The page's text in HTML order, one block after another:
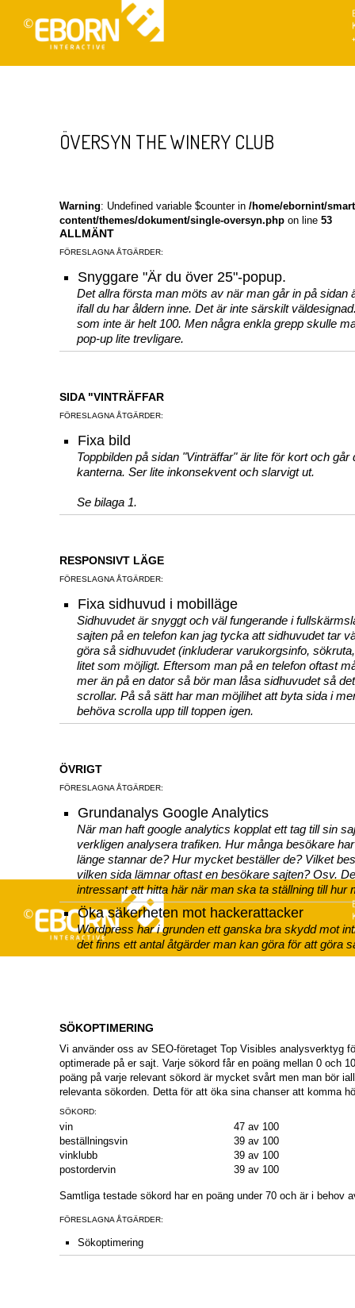
ÖVERSYN THE WINERY CLUB
Warning: Undefined variable $counter in /home/ebornint/
content/themes/dokument/single-oversyn.php on line 53
ALLMÄNT
FÖRESLAGNA ÅTGÄRDER:
Snyggare "Är du över 25"-popup.
Det allra första man möts av när man går in på sidan
ifall du har åldern inne. Det är inte särskilt
som inte är helt 100. Men några enkla grepp skulle
pop-up lite trevligare.
SIDA "VINTRÄFFAR
FÖRESLAGNA ÅTGÄRDER:
Fixa bild
Toppbilden på sidan "Vinträffar" är lite för kort och går
kanterna. Ser lite inkonsekvent och slarvigt ut.
Se bilaga 1.
RESPONSIVT LÄGE
FÖRESLAGNA ÅTGÄRDER:
Fixa sidhuvud i mobilläge
Sidhuvudet är snyggt och väl fungerande i
sajten på en telefon kan jag tycka att sidhuvudet tar
göra så sidhuvudet (inkluderar varukorgsinfo,
litet som möjligt. Eftersom man på en telefon oftast
mer än på en dator så bör man låsa sidhuvudet så
scrollar. På så sätt har man möjlihet att byta sida i
behöva scrolla upp till toppen igen.
ÖVRIGT
FÖRESLAGNA ÅTGÄRDER:
Grundanalys Google Analytics
När man haft google analytics kopplat ett tag till sin
verkligen analysera trafiken. Hur många besökare
länge stannar de? Hur mycket beställer de? Vilket
vilken sida lämnar oftast en besökare sajten? Osv.
intressant att hitta här när man ska ta ställning till hur
Öka säkerheten mot hackerattacker
Wordpress har i grunden ett ganska bra skydd mot
det finns ett antal åtgärder man kan göra för att göra
SÖKOPTIMERING
Vi använder oss av SEO-företaget Top Visibles analysverktyg
optimerade på er sajt. Varje sökord får en poäng mellan 0 och
poäng på varje relevant sökord är mycket svårt men man bör
relevanta sökorden. Detta för att öka sina chanser att komma
SÖKORD:
vin
47 av 100
beställningsvin
39 av 100
vinklubb
39 av 100
postordervin
39 av 100
Samtliga testade sökord har en poäng under 70 och är i behov
FÖRESLAGNA ÅTGÄRDER:
Sökoptimering